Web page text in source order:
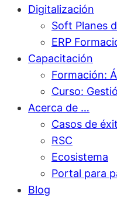
Digitalización
Soft Planes
ERP
Capacitación
Formación:
Curso:
Acerca de …
Casos de
RSC
Ecosistema
Portal para
Blog